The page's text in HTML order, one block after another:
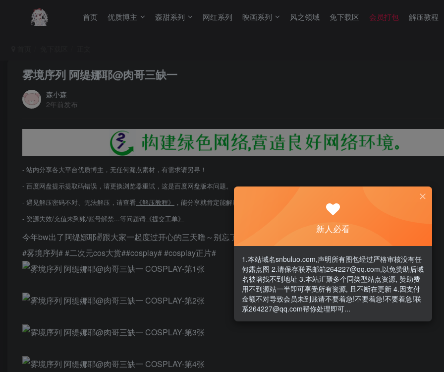
首页 优质博主 森甜系列 网红系列 映画系列 风之领域 免下载区 会员打包 解压教程
雾境序列 阿缇娜耶@肉哥三缺一
森小森
2年前发布
- 站内分享各大平台优质博主，无任何漏点素材，有需求请另寻！
- 百度网盘提示提取码错误，请更换浏览器重试，这是百度网盘版本问题。
- 遇见解压密码不对、无法解压，请查看 《解压教程》
，能分享就肯定能解压！
- 资源失效/充值未到账/账号解禁...等问题请 《提交工单》
今年bw出了阿缇娜耶✌️跟大家一起度过开心的三天噜～别忘了申请三测一起玩儿！
#雾境序列# #二次元cos大赏##cosplay# #cosplay正片# ​​​
新人必看
1.本站域名snbuluo.com,声明所有图包经过严格审核没有任
何露点图 2.请保存联系邮箱264227@qq.com,以免赞助后域
名被墙找不到地址 3.本站汇聚多个同类型站点资源, 赞助费
用不到源站一半即可享受所有资源, 且不断在更新 4.因支付
金额不对导致会员未到账请不要着急!不要着急!不要着急!联
系264227@qq.com帮你处理即可...